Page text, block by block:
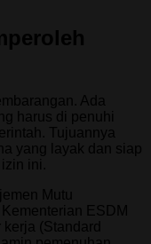
Ada
harus di penuhi
Tujuannya
yang layak dan siap
ini.
Mutu
ESDM
(Standard